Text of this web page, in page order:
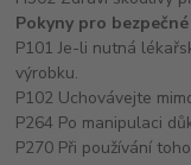
Pokyny pro
P101 Je-li nutná
výrobku.
P102 Uchovávejte
P264 Po manipulaci
P270 Při používání